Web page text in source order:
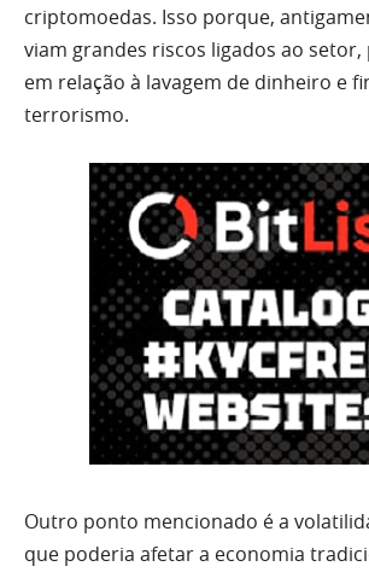
criptomoedas. Isso porque,
viam grandes riscos ligados ao
em relação à lavagem de dinheiro e
terrorismo.
Outro ponto mencionado é a
que poderia afetar a economia